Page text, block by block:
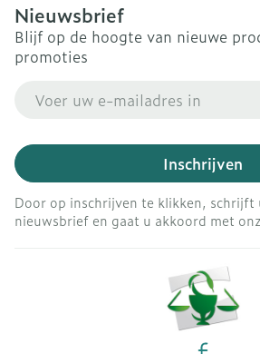
Nieuwsbrief
Blijf op de hoogte van nieuwe
promoties
Inschrijven
Door op inschrijven te klikken, schrijft
nieuwsbrief en gaat u akkoord met